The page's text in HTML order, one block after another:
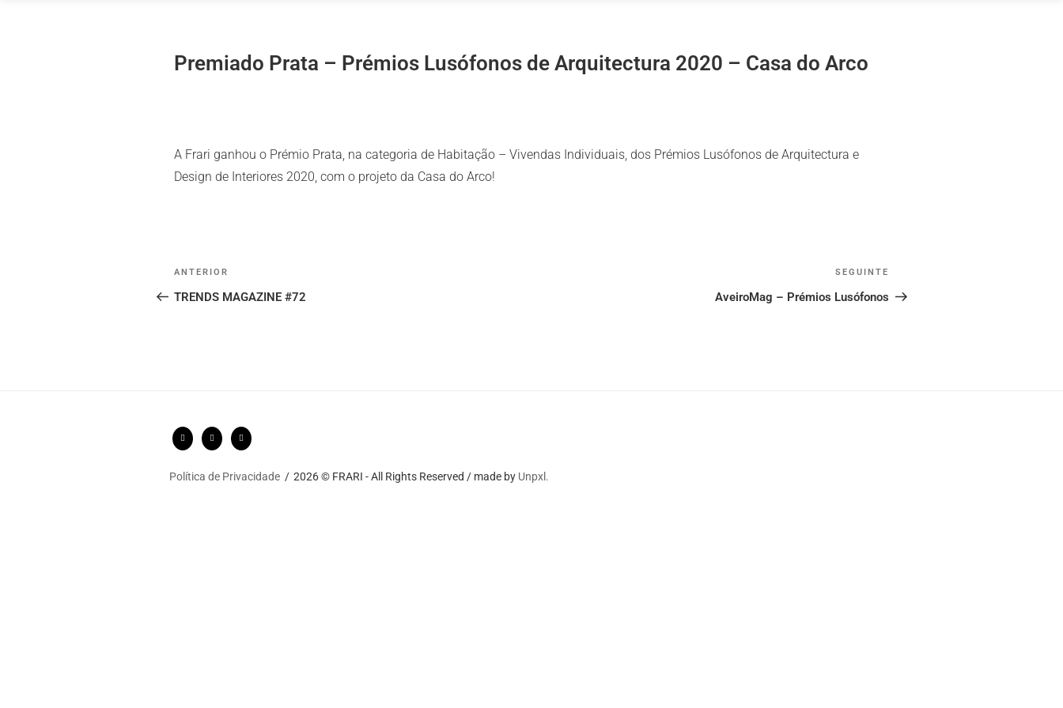
Premiado Prata – Prémios Lusófonos de Arquitectura 2020 – Casa do Arco
A Frari ganhou o Prémio Prata, na categoria de Habitação – Vivendas Individuais, dos Prémios Lusófonos de Arquitectura e
Design de Interiores 2020, com o projeto da Casa do Arco!
Post
navigation
Conteúdo
anterior
ANTERIOR
TRENDS MAGAZINE #72
seguinte
SEGUINTE
AveiroMag – Prémios Lusófonos
Política de Privacidade 2026 © FRARI - All Rights Reserved / made by Unpxl.